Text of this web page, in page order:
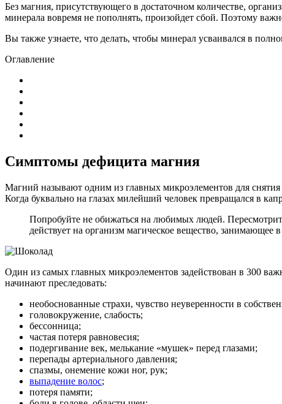
Без магния, присутствующего в достаточном количестве,
минерала вовремя не пополнять, произойдет сбой. Поэтому
Вы также узнаете, что делать, чтобы минерал усваивался в
Оглавление
Симптомы дефицита магния
Магний называют одним из главных микроэлементов для
Когда буквально на глазах милейший человек превращался в
Попробуйте не обижаться на любимых людей.
действует на организм магическое вещество, занимающее
Один из самых главных микроэлементов задействован в 300
начинают преследовать:
необоснованные страхи, чувство неуверенности в
головокружение, слабость;
бессонница;
частая потеря равновесия;
подергивание век, мелькание «мушек» перед глазами;
перепады артериального давления;
спазмы, онемение кожи ног, рук;
выпадение волос;
потеря памяти;